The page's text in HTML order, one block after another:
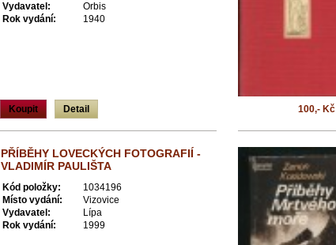
Vydavatel:
Orbis
Rok vydání:
1940
Koupit Detail 100,- Kč
PŘÍBĚHY LOVECKÝCH FOTOGRAFIÍ -
VLADIMÍR PAULIŠTA
Kód položky:
1034196
Místo vydání:
Vizovice
Vydavatel:
Lípa
Rok vydání:
1999